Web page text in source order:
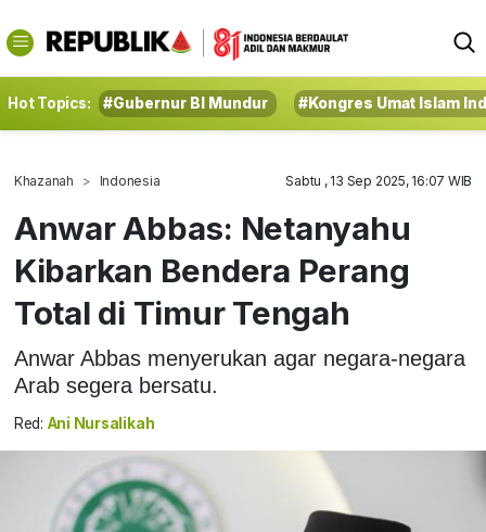
Hot Topics: #Gubernur BI Mundur #Kongres Umat Islam
Khazanah Indonesia Sabtu , 13 Sep 2025, 16:07 WIB
Anwar Abbas: Netanyahu
Kibarkan Bendera Perang
Total di Timur Tengah
Anwar Abbas menyerukan agar negara-negara
Arab segera bersatu.
Red: Ani Nursalikah